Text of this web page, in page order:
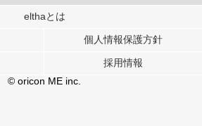
して、ユーザーに合わせたコンテンツや広告の
解析の各パートナーに提供しています。
ユーザーが各パートナーに提供した他の情報や、
ービスを使用したときに収集した他の情報を組み
elthaとは
個人情報保護方針
採用情報
© oricon ME inc.